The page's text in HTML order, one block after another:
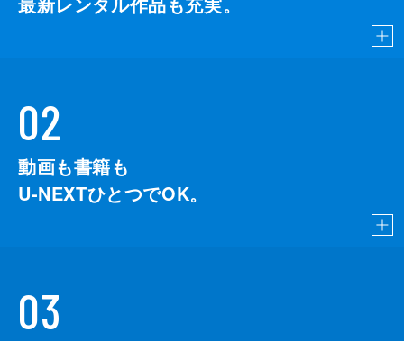
02
動画も書籍も
U-NEXTひとつでOK。
03